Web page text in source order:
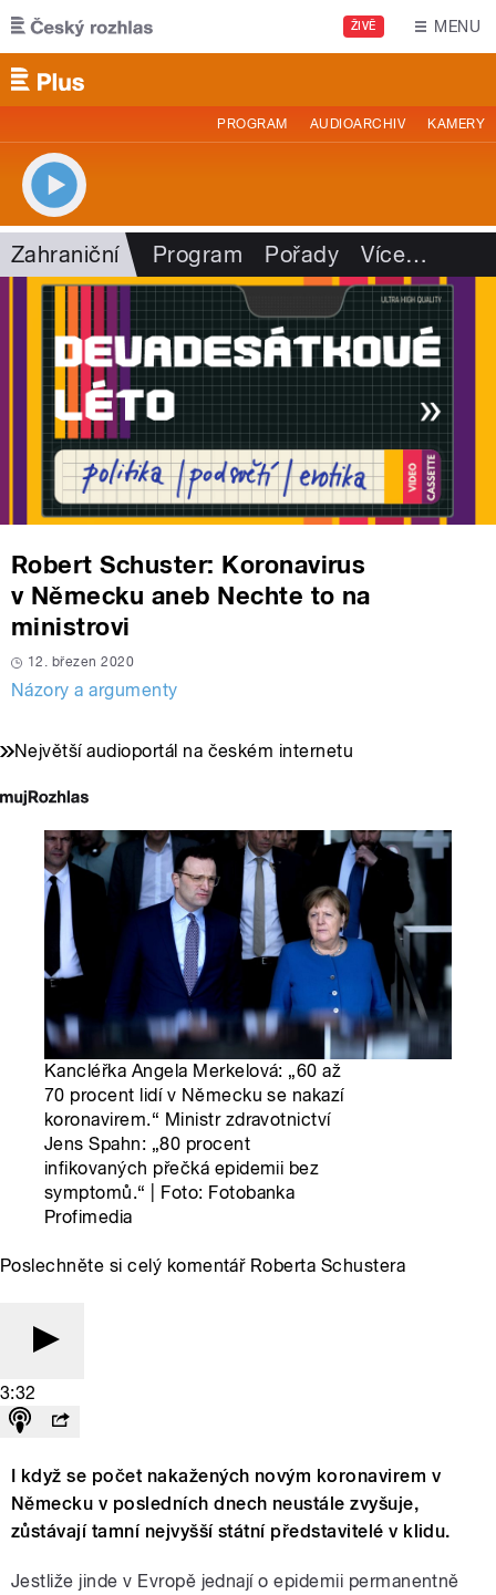
Přejít k hlavnímu obsahu
ŽIVĚ MENU
PROGRAM AUDIOARCHIV KAMERY
Zahraniční Program Pořady Více…
Robert Schuster: Koronavirus
v Německu aneb Nechte to na
ministrovi
12. březen 2020
Názory a argumenty
Největší audioportál na českém internetu
Kancléřka Angela Merkelová: „60 až
70 procent lidí v Německu se nakazí
koronavirem.“ Ministr zdravotnictví
Jens Spahn: „80 procent
infikovaných přečká epidemii bez
symptomů.“ | Foto: Fotobanka
Profimedia
Poslechněte si celý komentář Roberta Schustera
3:32
I když se počet nakažených novým koronavirem v
Německu v posledních dnech neustále zvyšuje,
zůstávají tamní nejvyšší státní představitelé v klidu.
Jestliže jinde v Evropě jednají o epidemii permanentně